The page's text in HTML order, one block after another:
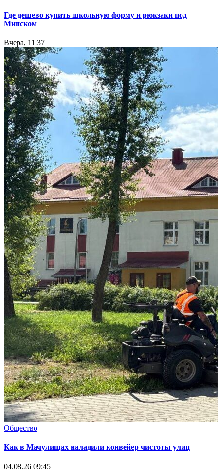
Где дешево купить школьную форму и рюкзаки под
Минском
Вчера, 11:37
Общество
Как в Мачулищах наладили конвейер чистоты улиц
04.08.26 09:45